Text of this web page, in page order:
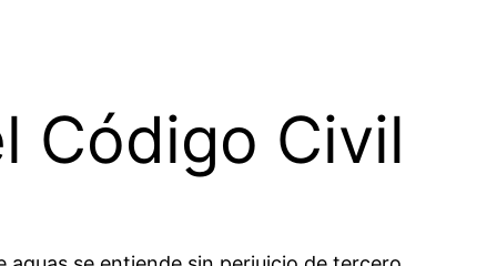
Código Civil